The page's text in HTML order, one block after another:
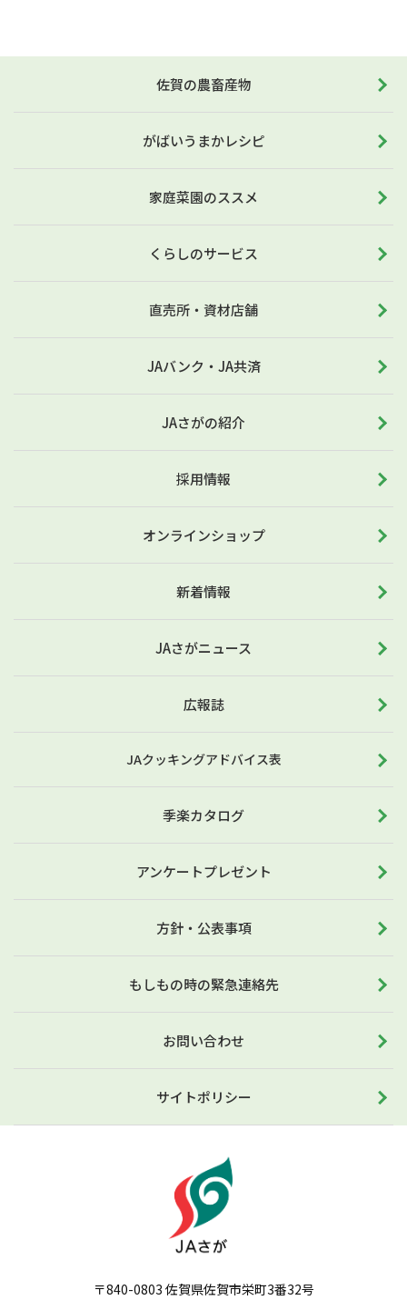
佐賀の農畜産物
がばいうまかレシピ
家庭菜園のススメ
くらしのサービス
直売所・資材店舗
JAバンク・JA共済
JAさがの紹介
採用情報
オンラインショップ
新着情報
JAさがニュース
広報誌
JAクッキングアドバイス表
季楽カタログ
アンケートプレゼント
方針・公表事項
もしもの時の緊急連絡先
お問い合わせ
サイトポリシー
〒840-0803 佐賀県佐賀市栄町3番32号